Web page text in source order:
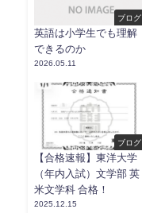
ブログ
英語は小学生でも理解
できるのか
2026.05.11
ブログ
【合格速報】東洋大学
（年内入試）文学部 英
米文学科 合格！
2025.12.15